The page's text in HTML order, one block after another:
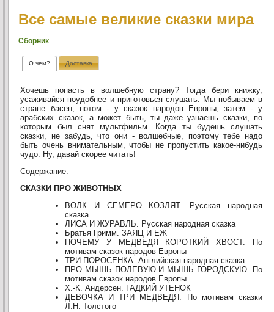
Все самые великие сказки мира
Сборник
О чем? Доставка
Хочешь попасть в волшебную страну? Тогда бери книжку,
усаживайся поудобнее и приготовься слушать. Мы побываем в
стране басен, потом - у сказок народов Европы, затем - у
арабских сказок, а может быть, ты даже узнаешь сказки, по
которым был снят мультфильм. Когда ты будешь слушать
сказки, не забудь, что они - волшебные, поэтому тебе надо
быть очень внимательным, чтобы не пропустить какое-нибудь
чудо. Ну, давай скорее читать!
Содержание:
СКАЗКИ ПРО ЖИВОТНЫХ
ВОЛК И СЕМЕРО КОЗЛЯТ. Русская народная
сказка
ЛИСА И ЖУРАВЛЬ. Русская народная сказка
Братья Гримм. ЗАЯЦ И ЕЖ
ПОЧЕМУ У МЕДВЕДЯ КОРОТКИЙ ХВОСТ. По
мотивам сказок народов Европы
ТРИ ПОРОСЕНКА. Английская народная сказка
ПРО МЫШЬ ПОЛЕВУЮ И МЫШЬ ГОРОДСКУЮ. По
мотивам сказок народов Европы
Х.-К. Андерсен. ГАДКИЙ УТЕНОК
ДЕВОЧКА И ТРИ МЕДВЕДЯ. По мотивам сказки
Л.Н. Толстого